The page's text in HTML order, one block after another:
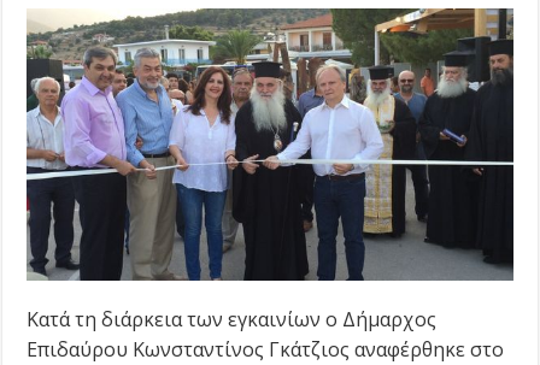
Κατά τη διάρκεια των εγκαινίων ο Δήμαρχος
Επιδαύρου Κωνσταντίνος Γκάτζιος αναφέρθηκε στο